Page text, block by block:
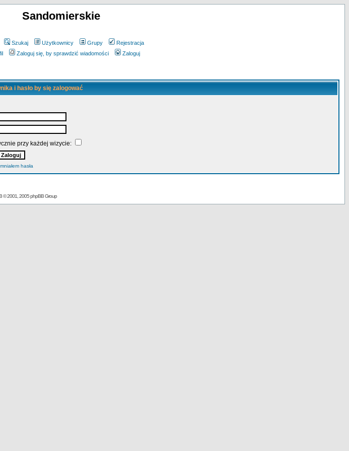
Sandomierskie
Szukaj Użytkownicy Grupy
Rejestracja
Zaloguj się, by sprawdzić wiadomości Zaloguj
i hasło by się zalogować
przy każdej wizycie:
hasła
© 2001, 2005 phpBB Group